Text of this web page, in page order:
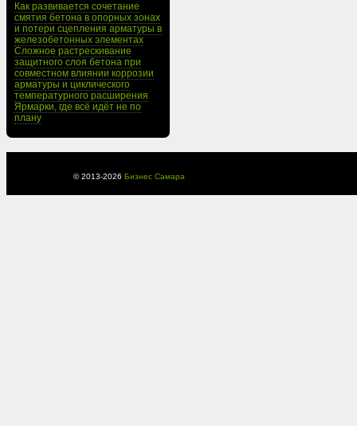
Как развивается сочетание
смятия бетона в опорных зонах
и потери сцепления арматуры в
железобетонных элементах
Сложное растрескивание
защитного слоя бетона при
совместном влиянии коррозии
арматуры и циклического
температурного расширения
Ярмарки, где всё идёт не по
плану
© 2013-2026 Бизнес Самара